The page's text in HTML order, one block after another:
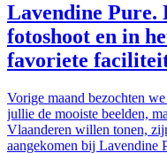
Lavendine Pure.
fotoshoot en in
favoriete
Vorige maand bezochten
jullie de mooiste beelden,
Vlaanderen willen tonen,
aangekomen bij Lavendine